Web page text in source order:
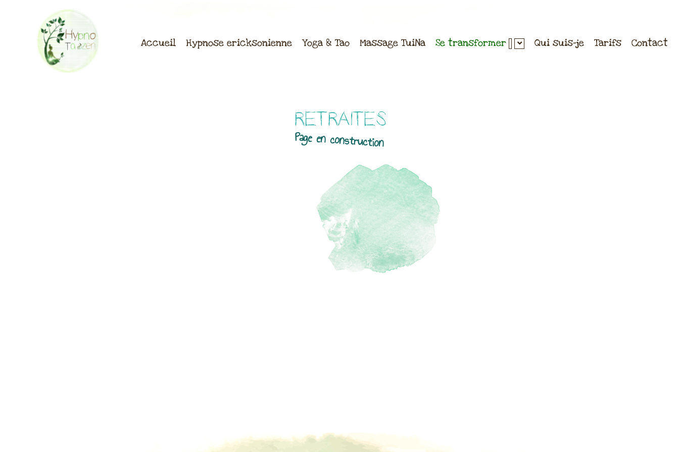
Accueil Hypnose ericksonienne Yoga & Tao Massage TuiNa Se transformer Qui suis-je Tarifs Contact
RETRAITES
Page en construction